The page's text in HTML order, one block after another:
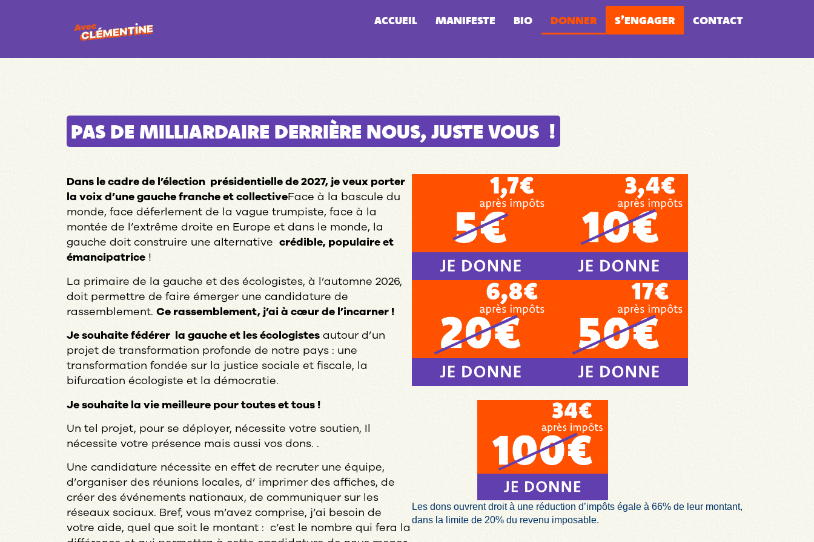
ACCUEIL MANIFESTE BIO DONNER S’ENGAGER CONTACT
PAS DE MILLIARDAIRE DERRIÈRE NOUS, JUSTE VOUS !
Dans le cadre de l’élection présidentielle de 2027, je veux porter
la voix d’une gauche franche et collectiveFace à la bascule du
monde, face déferlement de la vague trumpiste, face à la
montée de l’extrême droite en Europe et dans le monde, la
gauche doit construire une alternative crédible, populaire et
émancipatrice!
La primaire de la gauche et des écologistes, à l’automne 2026,
doit permettre de faire émerger une candidature de
rassemblement. Ce rassemblement, j’ai à cœur de l’incarner !
Je souhaite fédérer la gauche et les écologistesautour d’un
projet de transformation profonde de notre pays : une
transformation fondée sur la justice sociale et fiscale, la
bifurcation écologiste et la démocratie.
Je souhaite la vie meilleure pour toutes et tous !
Un tel projet, pour se déployer, nécessite votre soutien, Il
nécessite votre présence mais aussi vos dons. .
Une candidature nécessite en effet de recruter une équipe,
d’organiser des réunions locales, d’ imprimer des affiches, de
créer des événements nationaux, de communiquer sur les
réseaux sociaux. Bref, vous m’avez comprise, j’ai besoin de
votre aide, quel que soit le montant : c’est le nombre qui fera la
Les dons ouvrent droit à une réduction d’impôts égale à 66% de leur montant,
dans la limite de 20% du revenu imposable.